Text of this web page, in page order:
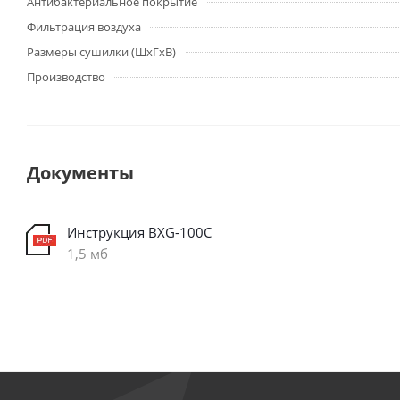
Фильтрация воздуха
Размеры сушилки (ШхГхВ)
Производство
Документы
Инструкция BXG-100C
1,5 мб